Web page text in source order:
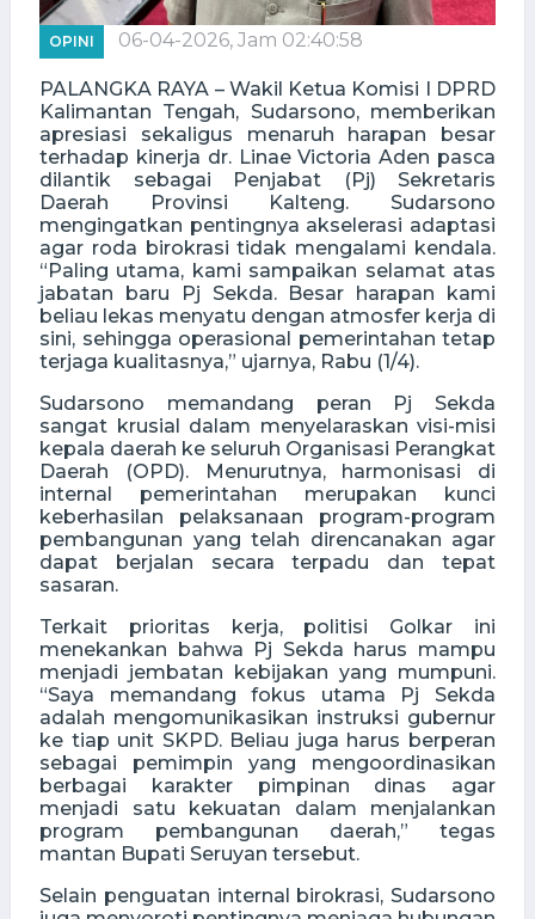
OPINI 06-04-2026, Jam 02:40:58
PALANGKA RAYA – Wakil Ketua Komisi I DPRD
Kalimantan Tengah, Sudarsono, memberikan
apresiasi sekaligus menaruh harapan besar
terhadap kinerja dr. Linae Victoria Aden pasca
dilantik sebagai Penjabat (Pj) Sekretaris
Daerah Provinsi Kalteng. Sudarsono
mengingatkan pentingnya akselerasi adaptasi
agar roda birokrasi tidak mengalami kendala.
“Paling utama, kami sampaikan selamat atas
jabatan baru Pj Sekda. Besar harapan kami
beliau lekas menyatu dengan atmosfer kerja di
sini, sehingga operasional pemerintahan tetap
terjaga kualitasnya,” ujarnya, Rabu (1/4).
Sudarsono memandang peran Pj Sekda
sangat krusial dalam menyelaraskan visi-misi
kepala daerah ke seluruh Organisasi Perangkat
Daerah (OPD). Menurutnya, harmonisasi di
internal pemerintahan merupakan kunci
keberhasilan pelaksanaan program-program
pembangunan yang telah direncanakan agar
dapat berjalan secara terpadu dan tepat
sasaran.
Terkait prioritas kerja, politisi Golkar ini
menekankan bahwa Pj Sekda harus mampu
menjadi jembatan kebijakan yang mumpuni.
“Saya memandang fokus utama Pj Sekda
adalah mengomunikasikan instruksi gubernur
ke tiap unit SKPD. Beliau juga harus berperan
sebagai pemimpin yang mengoordinasikan
berbagai karakter pimpinan dinas agar
menjadi satu kekuatan dalam menjalankan
program pembangunan daerah,” tegas
mantan Bupati Seruyan tersebut.
Selain penguatan internal birokrasi, Sudarsono